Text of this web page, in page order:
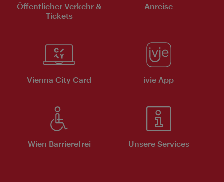
Öffentlicher Verkehr &
Tickets
Anreise
Vienna City Card ivie App
Wien Barrierefrei Unsere Services